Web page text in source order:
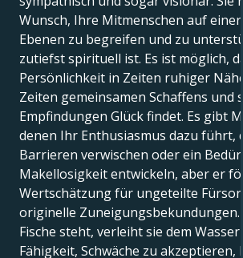
Wunsch, Ihre Mitmenschen auf einer
Ebenen zu begreifen und zu
zutiefst spirituell ist. Es ist möglich,
Persönlichkeit in Zeiten ruhiger
Zeiten gemeinsamen Schaffens und
Empfindungen Glück findet. Es gibt
denen Ihr Enthusiasmus dazu führt,
Barrieren verwischen oder ein
Makellosigkeit entwickeln, aber er
Wertschätzung für ungeteilte
originelle Zuneigungsbekundungen.
Fische steht, verleiht sie dem
Fähigkeit, Schwäche zu akzeptieren,